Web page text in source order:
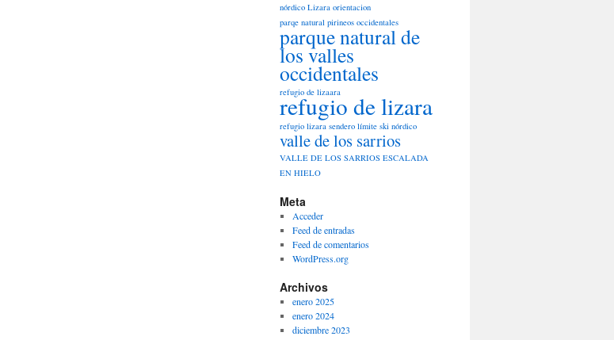
nórdico Lizara orientacion
parqe natural pirineos occidentales
parque natural de
los valles
occidentales
refugio de lizaara
refugio de lizara
refugio lizara sendero límite ski nórdico
valle de los sarrios
VALLE DE LOS SARRIOS ESCALADA
EN HIELO
Meta
Acceder
Feed de entradas
Feed de comentarios
WordPress.org
Archivos
enero 2025
enero 2024
diciembre 2023